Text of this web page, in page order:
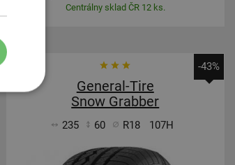
Centrálny sklad ČR 12 ks.
-43%
General-Tire
Snow Grabber
235 60 R18 107H